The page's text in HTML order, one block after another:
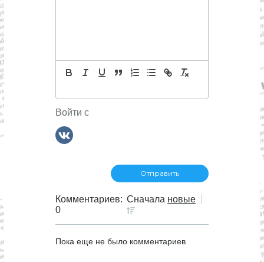
Войти с
Комментариев:
0
Сначала новые
Пока еще не было комментариев